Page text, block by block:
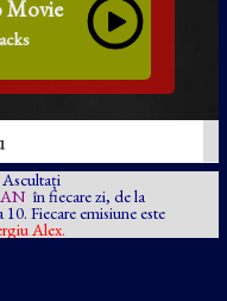
Movie
în fiecare zi, de la
Fiecare emisiune este
Alex.